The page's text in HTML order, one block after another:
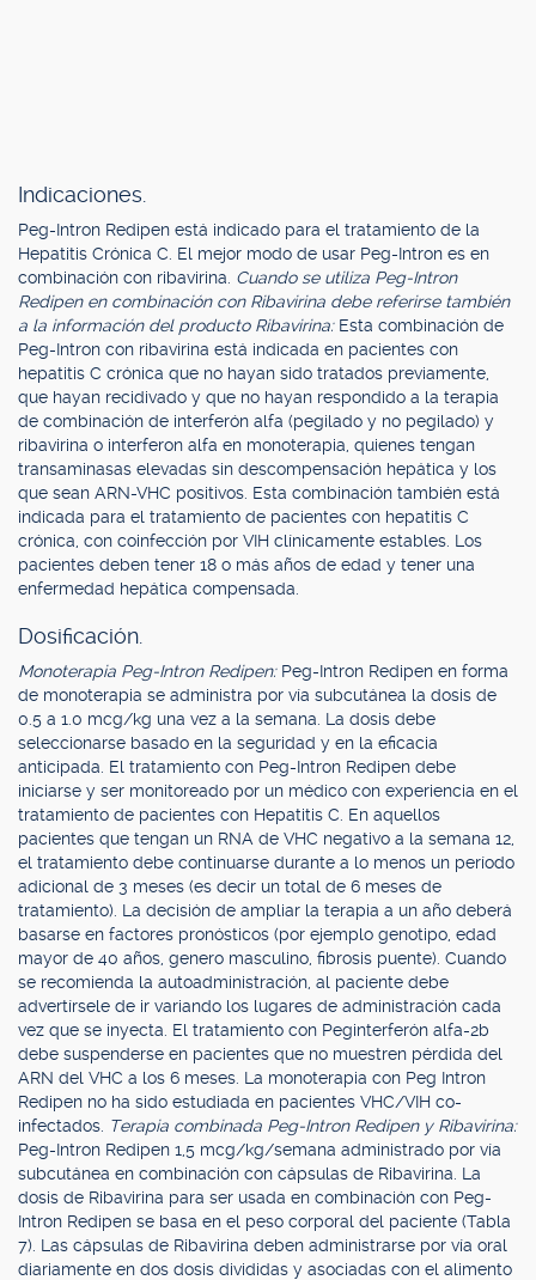
Indicaciones.
Peg-Intron Redipen está indicado para el tratamiento de la
Hepatitis Crónica C. El mejor modo de usar Peg-Intron es en
combinación con ribavirina. Cuando se utiliza Peg-Intron
Redipen en combinación con Ribavirina debe referirse también
a la información del producto Ribavirina: Esta combinación de
Peg-Intron con ribavirina está indicada en pacientes con
hepatitis C crónica que no hayan sido tratados previamente,
que hayan recidivado y que no hayan respondido a la terapia
de combinación de interferón alfa (pegilado y no pegilado) y
ribavirina o interferon alfa en monoterapia, quienes tengan
transaminasas elevadas sin descompensación hepática y los
que sean ARN-VHC positivos. Esta combinación también está
indicada para el tratamiento de pacientes con hepatitis C
crónica, con coinfección por VIH clínicamente estables. Los
pacientes deben tener 18 o más años de edad y tener una
enfermedad hepática compensada.
Dosificación.
Monoterapia Peg-Intron Redipen: Peg-Intron Redipen en forma
de monoterapia se administra por vía subcutánea la dosis de
0.5 a 1.0 mcg/kg una vez a la semana. La dosis debe
seleccionarse basado en la seguridad y en la eficacia
anticipada. El tratamiento con Peg-Intron Redipen debe
iniciarse y ser monitoreado por un médico con experiencia en el
tratamiento de pacientes con Hepatitis C. En aquellos
pacientes que tengan un RNA de VHC negativo a la semana 12,
el tratamiento debe continuarse durante a lo menos un período
adicional de 3 meses (es decir un total de 6 meses de
tratamiento). La decisión de ampliar la terapia a un año deberá
basarse en factores pronósticos (por ejemplo genotipo, edad
mayor de 40 años, genero masculino, fibrosis puente). Cuando
se recomienda la autoadministración, al paciente debe
advertírsele de ir variando los lugares de administración cada
vez que se inyecta. El tratamiento con Peginterferón alfa-2b
debe suspenderse en pacientes que no muestren pérdida del
ARN del VHC a los 6 meses. La monoterapia con Peg Intron
Redipen no ha sido estudiada en pacientes VHC/VIH co-
infectados. Terapia combinada Peg-Intron Redipen y Ribavirina:
Peg-Intron Redipen 1,5 mcg/kg/semana administrado por vía
subcutánea en combinación con cápsulas de Ribavirina. La
dosis de Ribavirina para ser usada en combinación con Peg-
Intron Redipen se basa en el peso corporal del paciente (Tabla
7). Las cápsulas de Ribavirina deben administrarse por vía oral
diariamente en dos dosis divididas y asociadas con el alimento